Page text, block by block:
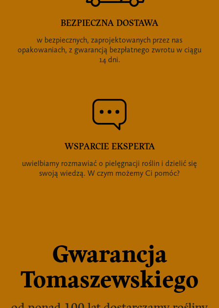
Gwarancja
Tomaszewskiego
BEZPIECZNA DOSTAWA
w bezpiecznych, zaprojektowanych przez nas
opakowaniach, z gwarancją bezpłatnego zwrotu w ciągu
14 dni.
WSPARCIE EKSPERTA
uwielbiamy rozmawiać o pielęgnacji roślin i dzielić się
swoją wiedzą. W czym możemy Ci pomóc?